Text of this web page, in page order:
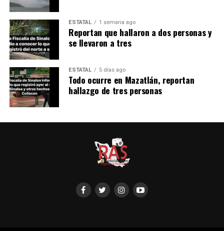
ESTATAL 1 semana ago
Reportan que hallaron a dos personas y
se llevaron a tres
ESTATAL 5 días ago
Todo ocurre en Mazatlán, reportan
hallazgo de tres personas